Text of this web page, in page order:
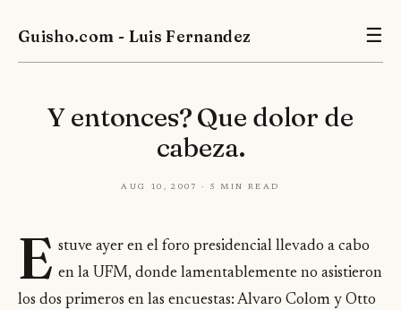
Guisho.com - Luis Fernandez ☰
Y entonces? Que dolor de
cabeza.
Aug 10, 2007 · 5 min read
E stuve ayer en el foro presidencial llevado a cabo
en la UFM, donde lamentablemente no asistieron
los dos primeros en las encuestas: Alvaro Colom y Otto